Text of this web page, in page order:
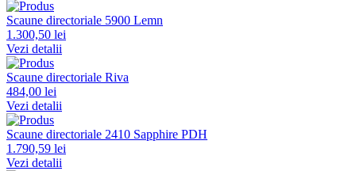
Scaune directoriale 5900 Lemn
1.300,50 lei
Vezi detalii
Scaune directoriale Riva
484,00 lei
Vezi detalii
Scaune directoriale 2410 Sapphire PDH
1.790,59 lei
Vezi detalii